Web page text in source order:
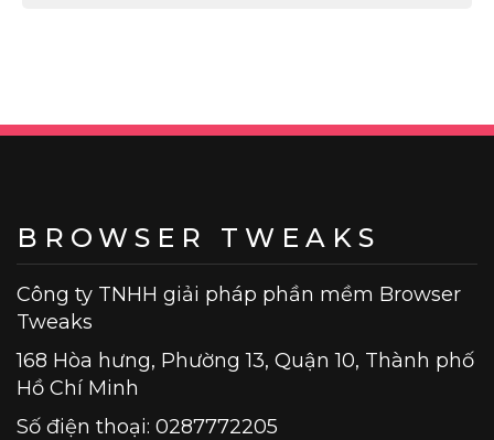
BROWSER TWEAKS
Công ty TNHH giải pháp phần mềm Browser
Tweaks
168 Hòa hưng, Phường 13, Quận 10, Thành phố
Hồ Chí Minh
Số điện thoại: 0287772205